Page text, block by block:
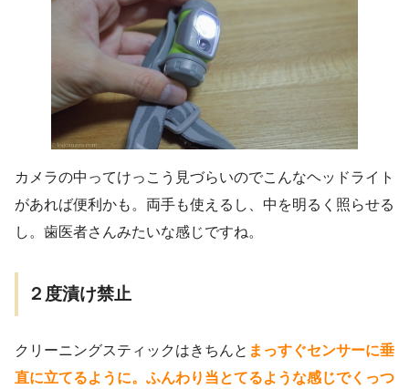
カメラの中ってけっこう見づらいのでこんなヘッドライト
があれば便利かも。両手も使えるし、中を明るく照らせる
し。歯医者さんみたいな感じですね。
２度漬け禁止
クリーニングスティックはきちんと まっすぐセンサーに垂
直に立てるように。 ふんわり当とてるような感じでくっつ